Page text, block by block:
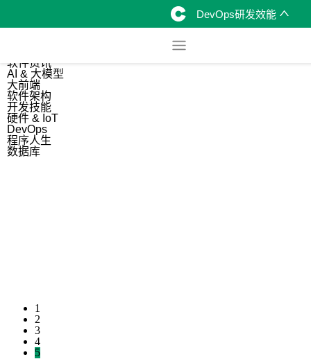
DevOps研发效能
软件资讯
AI & 大模型
大前端
软件架构
开发技能
硬件 & IoT
DevOps
程序人生
数据库
1
2
3
4
5